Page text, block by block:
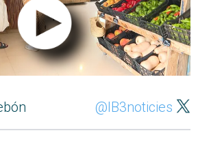
@IB3noticies